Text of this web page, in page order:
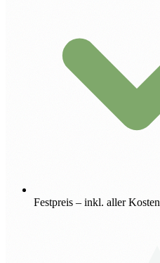
Festpreis – inkl. aller Kosten